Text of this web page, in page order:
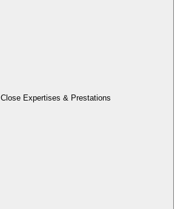
Close Expertises & Prestations